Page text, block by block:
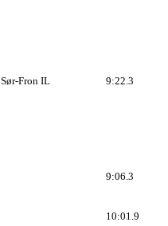
Sør-Fron IL 9:22.3
9:06.3
10:01.9